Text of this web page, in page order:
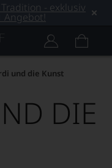
- exklusiv
Angebot!
und die Kunst
DIE